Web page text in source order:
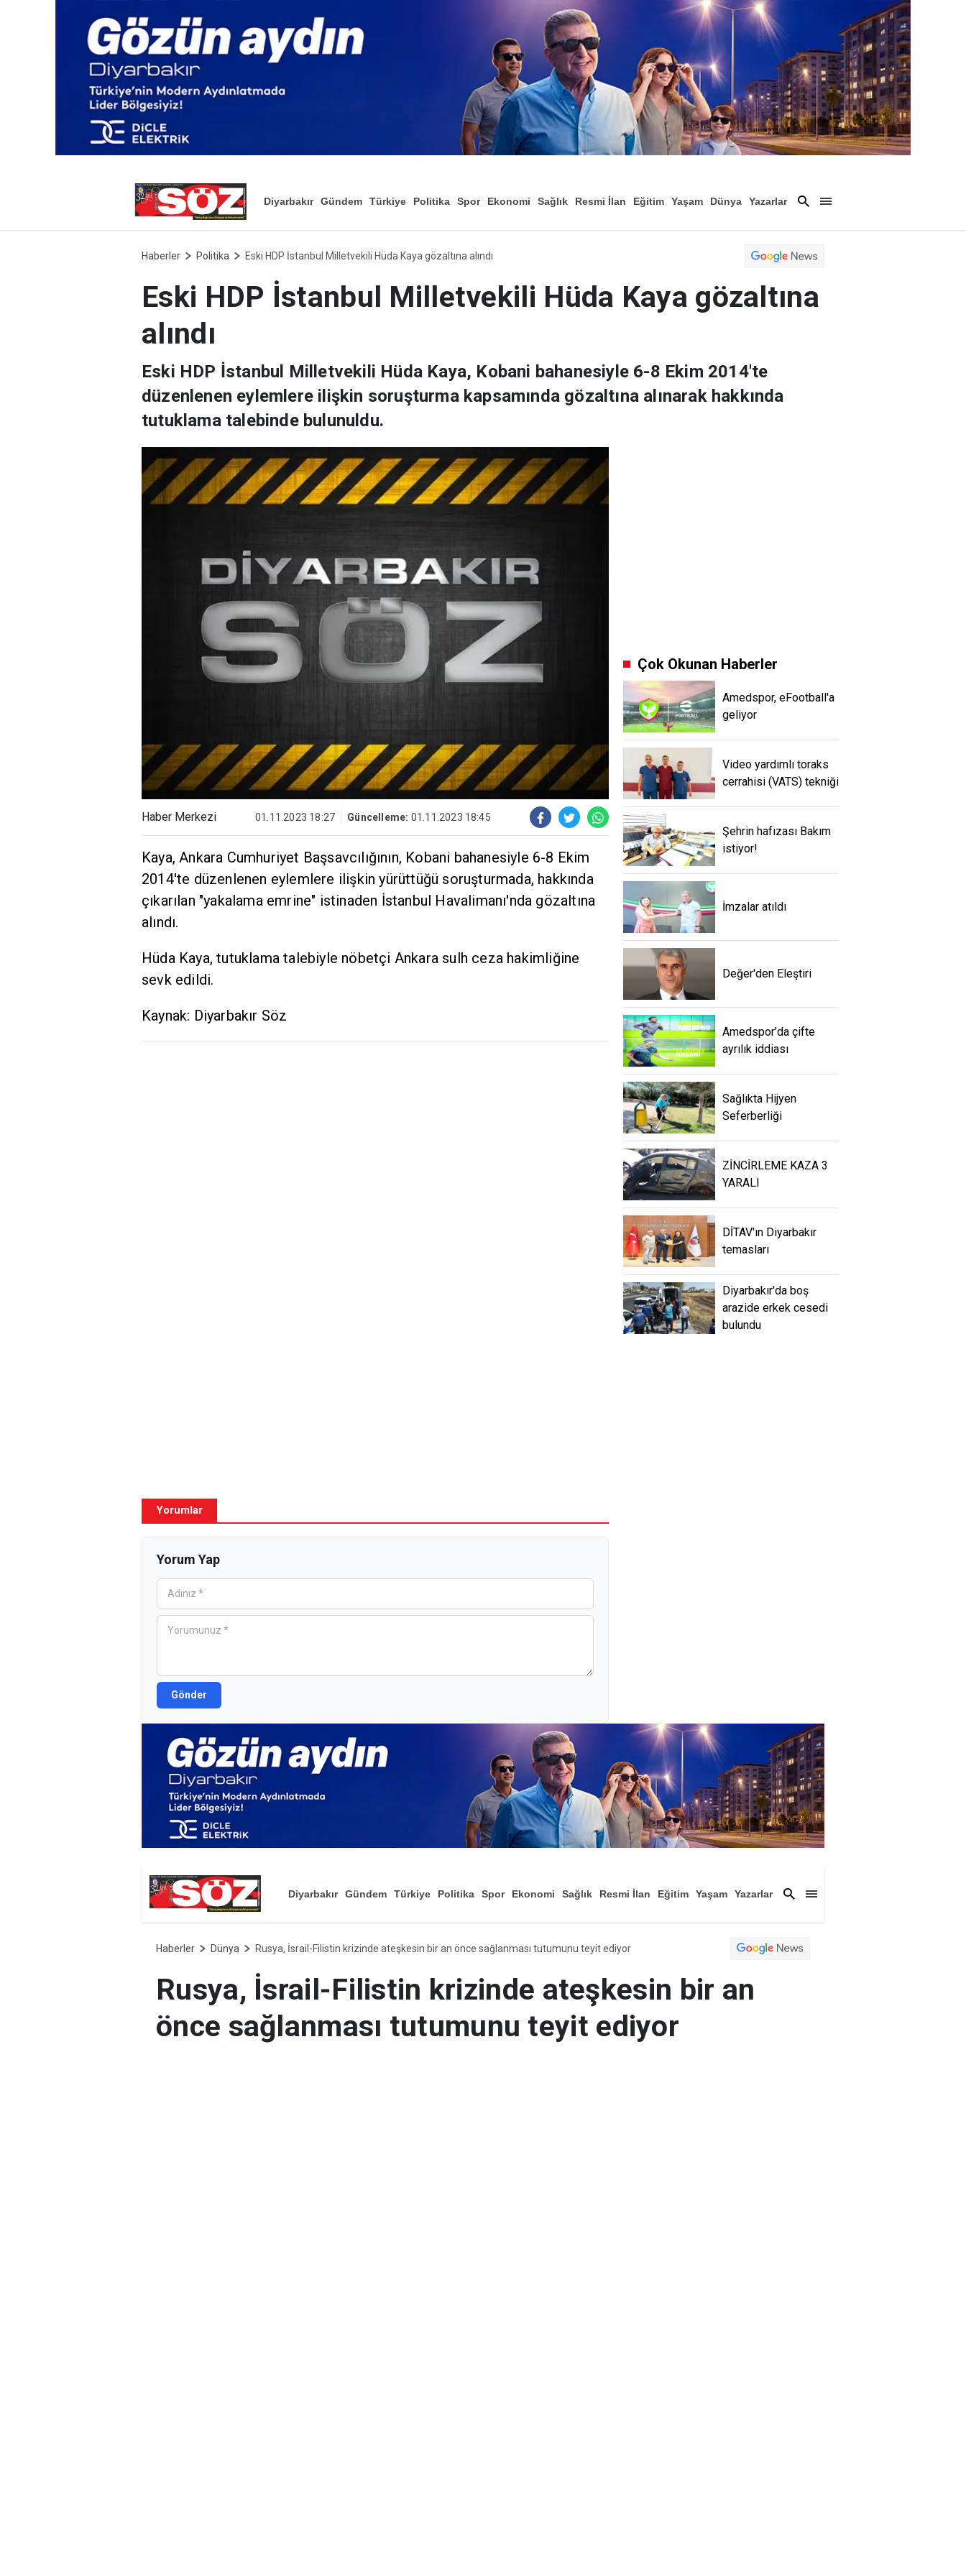
Diyarbakır Gündem Türkiye Politika Spor Ekonomi Sağlık Resmi İlan Eğitim Yaşam
Dünya
Yazarlar
Haberler Politika Eski HDP İstanbul Milletvekili Hüda Kaya gözaltına alındı
Eski HDP İstanbul Milletvekili Hüda Kaya gözaltına
alındı
Eski HDP İstanbul Milletvekili Hüda Kaya, Kobani bahanesiyle 6-8 Ekim 2014'te
düzenlenen eylemlere ilişkin soruşturma kapsamında gözaltına alınarak hakkında
tutuklama talebinde bulunuldu.
Haber Merkezi 01.11.2023 18:27 Güncelleme: 01.11.2023 18:45
Kaya, Ankara Cumhuriyet Başsavcılığının, Kobani bahanesiyle 6-8 Ekim
2014'te düzenlenen eylemlere ilişkin yürüttüğü soruşturmada, hakkında
çıkarılan "yakalama emrine" istinaden İstanbul Havalimanı'nda gözaltına
alındı.
Hüda Kaya, tutuklama talebiyle nöbetçi Ankara sulh ceza hakimliğine
sevk edildi.
Kaynak: Diyarbakır Söz
Yorumlar
Yorum Yap
Gönder
Çok Okunan Haberler
Amedspor, eFootball'a
geliyor
Video yardımlı toraks
cerrahisi (VATS) tekniği
Şehrin hafızası Bakım
istiyor!
İmzalar atıldı
Değer'den Eleştiri
Amedspor’da çifte
ayrılık iddiası
Sağlıkta Hijyen
Seferberliği
ZİNCİRLEME KAZA 3
YARALI
DİTAV'ın Diyarbakır
temasları
Diyarbakır'da boş
arazide erkek cesedi
bulundu
Diyarbakır Gündem Türkiye Politika Spor Ekonomi Sağlık Resmi İlan Eğitim
Yaşam
Yazarlar
Haberler Dünya Rusya, İsrail-Filistin krizinde ateşkesin bir an önce sağlanması tutumunu teyit ediyor
Rusya, İsrail-Filistin krizinde ateşkesin bir an
önce sağlanması tutumunu teyit ediyor